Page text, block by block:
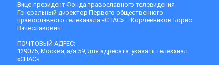
Вице-президент Фонда православного телевидения -
Генеральный директор Первого общественного
православного телеканала «СПАС» – Корчевников Борис
Вячеславович
ПОЧТОВЫЙ АДРЕС:
129075, Москва, а/я 59, для адресата: указать телеканал
«СПАС»